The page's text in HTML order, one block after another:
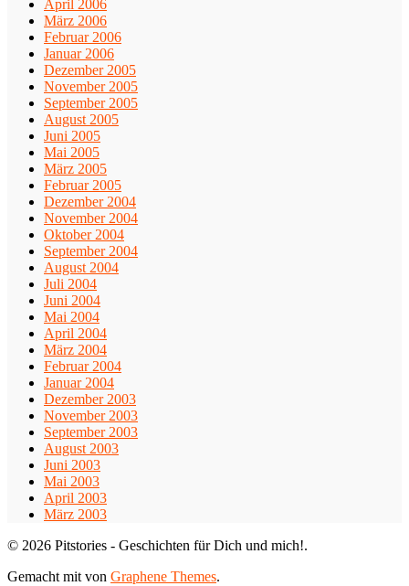
April 2006
März 2006
Februar 2006
Januar 2006
Dezember 2005
November 2005
September 2005
August 2005
Juni 2005
Mai 2005
März 2005
Februar 2005
Dezember 2004
November 2004
Oktober 2004
September 2004
August 2004
Juli 2004
Juni 2004
Mai 2004
April 2004
März 2004
Februar 2004
Januar 2004
Dezember 2003
November 2003
September 2003
August 2003
Juni 2003
Mai 2003
April 2003
März 2003
© 2026 Pitstories - Geschichten für Dich und mich!.
Gemacht mit von Graphene Themes.